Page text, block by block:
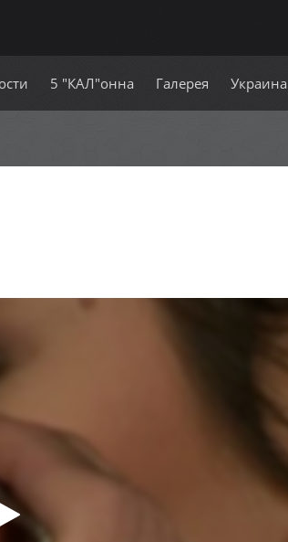
5 "КАЛ"онна Галерея Украина